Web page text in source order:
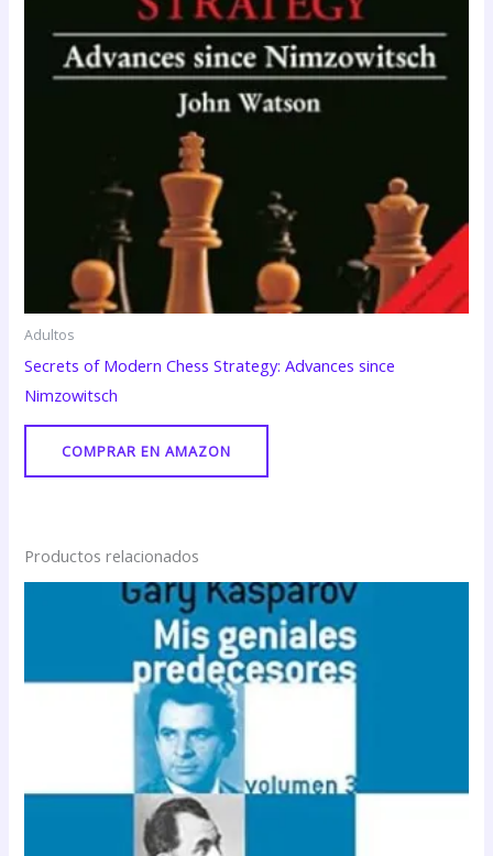
Adultos
Secrets of Modern Chess Strategy: Advances since
Nimzowitsch
COMPRAR EN AMAZON
Productos relacionados